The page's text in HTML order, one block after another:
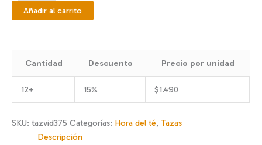
375
ML
Añadir al carrito
Cantidad Descuento Precio por unidad
12+ 15% $1.490
SKU: tazvid375 Categorías: Hora del té, Tazas
Descripción